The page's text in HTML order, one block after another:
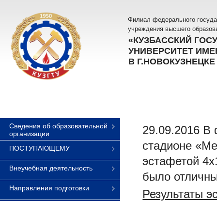
Филиал федерального
учреждения высшего
«КУЗБАССКИЙ
УНИВЕРСИТЕТ
В Г.НОВОКУЗНЕЦКЕ
Сведения об образовательной
организации
ПОСТУПАЮЩЕМУ
Внеучебная деятельность
Направления подготовки
29.09.2016 В
стадионе
эстафетой
было
Результаты